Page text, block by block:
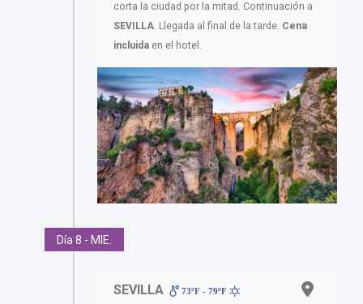
corta la ciudad por la mitad. Continuación a
SEVILLA. Llegada al final de la tarde. Cena
incluida en el hotel.
Día 8 - MIE.
SEVILLA 73ºF - 79ºF